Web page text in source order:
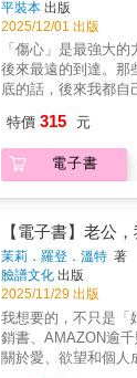
彰（作家）真正的對
話，而是願意在不
說出自己年少的迷
兒子願意開口說：
那一刻，教養的課題
們一起」。——蔡淇
（作家、虎尾科大
家）李儀婷（薩提爾
音Podcast主持人）
作家）黃國珍（品學
誌總編輯）劉克襄（
師、職場作家）（按
見面。不過我們最近
餐。可以改成每月一
Q：當婆婆質疑我們
「我知道你是出於好
教養建議淹沒了，我
立界線，化解你與婆
穩固、人生更幸福。
委屈、不怕黑掉，平
雙邊、實為三角的家
時守住婚姻？崔西・
Dalgleish）自創「
價值觀到設定健康界
個最常見的日常情境
總是替媽媽說話、甚
事情發生時，我的感
我的角度想想嗎？」
告訴先生嗎？「今天
望我們能討論，之
訪。」Q：該怎麼處
預期的更頻繁聯絡？
見面。不過我們最近
餐。可以改成每月一
Q：當婆婆質疑我們
「我知道你是出於好
平裝本 出版
2025/12/01 出版
「傷心」是最強大
後來最遠的到達。那
底的話，後來我都自
***「最佳人生指南
年度銷售總冠軍。讀
作家獎。5個接力往
「走出來」的路程。
完成我們對自己的訴
終於抵達的那個回望
「傷心」不是虛弱，
「走出來」絕對不只
就後來最遠的到達！
依然相信幸福的人●
慢被你走出來●後來
特價 315 元
電子書
【電子書】老公
茉莉．羅登．溫特 著
臉譜文化 出版
2025/11/29 出版
我想要的，不只是「
銷書、AMAZON逾
關於愛、欲望和個人